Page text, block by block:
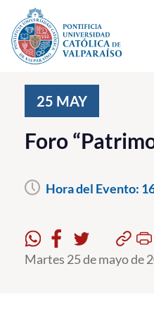
Click acá para ir directamente al
Investigación, Creación e
PUCV Internacional
Pregrado
25 MAY
Foro
Hora del Evento:
Martes 25 de mayo de